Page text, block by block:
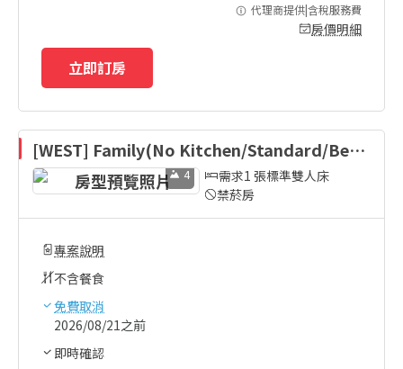
代理商提供|含稅服務費
房價明細
立即訂房
[WEST] Family(No Kitchen/Standard/Bed)
-Bed Type Randomly Assigned
4
需求1 張標準雙人床
禁菸房
專案說明
不含餐食
免費取消
2026/08/21之前
即時確認